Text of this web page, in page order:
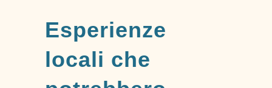
Esperienze
locali che